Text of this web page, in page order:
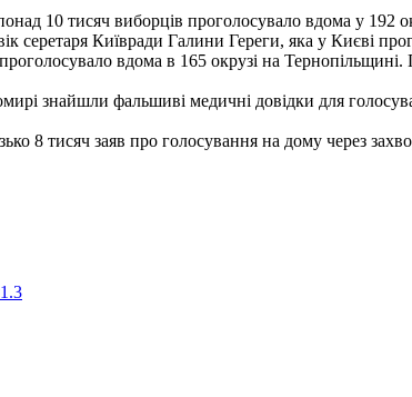
10 тисяч виборців проголосувало вдома у 192
серетаря Київради Галини Гереги, яка у Києві
вдома в 165 окрузі на
знайшли фальшиві медичні довідки для
8 тисяч заяв про голосування на дому через